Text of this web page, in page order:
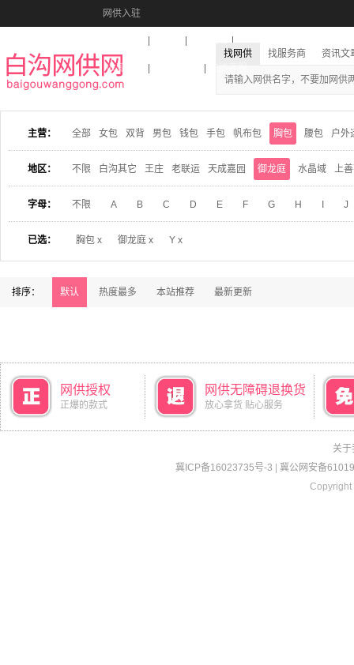
网供入驻
收藏本站
找网供 找服务商 资讯文
主营： 全部 女包 双背 男包 钱包 手包 帆布包 胸包 腰包 户外
地区： 不限 白沟其它 王庄 老联运 天成嘉园 御龙庭 水晶域 上
字母： 不限 A B C D E F G H J
已选： 胸包 x 御龙庭 x Y x
排序： 默认 热度最多 本站推荐 最新更新
网供授权
正爆的款式
网供无障碍退换货
放心拿货 贴心服务
关于
冀ICP备16023735号-3
冀公网安备